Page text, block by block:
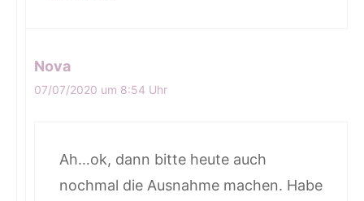
Nova
07/07/2020 um 8:54 Uhr
Ah…ok, dann bitte heute auch
nochmal die Ausnahme machen. Habe